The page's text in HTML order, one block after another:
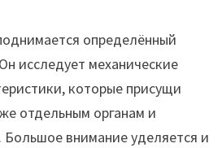
определённый
исследует механические
которые присущи
отдельным органам и
внимание уделяется и